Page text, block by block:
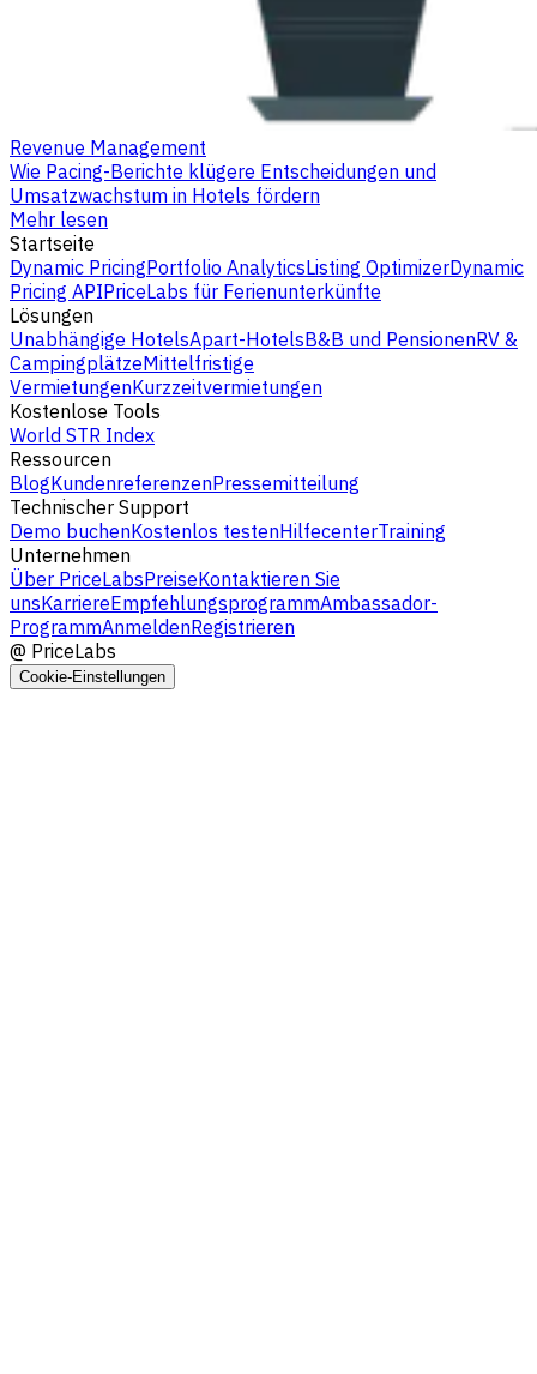
Revenue Management
Wie Pacing-Berichte klügere Entscheidungen und
Umsatzwachstum in Hotels fördern
Mehr lesen
Startseite
Dynamic PricingPortfolio AnalyticsListing OptimizerDynamic
Pricing APIPriceLabs für Ferienunterkünfte
Lösungen
Unabhängige HotelsApart-HotelsB&B und PensionenRV &
CampingplätzeMittelfristige
VermietungenKurzzeitvermietungen
Kostenlose Tools
World STR Index
Ressourcen
BlogKundenreferenzenPressemitteilung
Technischer Support
Demo buchenKostenlos testenHilfecenterTraining
Unternehmen
Über PriceLabsPreiseKontaktieren Sie
unsKarriereEmpfehlungsprogrammAmbassador-
ProgrammAnmeldenRegistrieren
@ PriceLabs
Cookie-Einstellungen